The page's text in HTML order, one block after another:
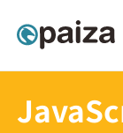
転職・キャリア